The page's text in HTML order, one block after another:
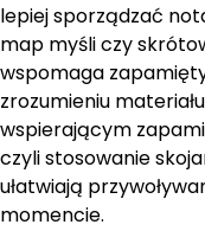
lepiej sporządzać
map myśli czy
wspomaga
zrozumieniu
wspierającym
czyli stosowanie
ułatwiają
momencie.